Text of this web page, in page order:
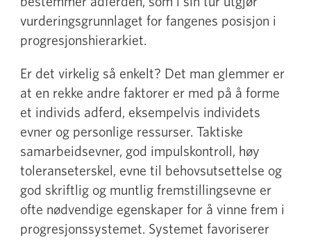
vurderingsgrunnlaget for fangenes posisjon i
progresjonshierarkiet.
Er det virkelig så enkelt? Det man glemmer er
at en rekke andre faktorer er med på å forme
et individs adferd, eksempelvis individets
evner og personlige ressurser. Taktiske
samarbeidsevner, god impulskontroll, høy
toleranseterskel, evne til behovsutsettelse og
god skriftlig og muntlig fremstillingsevne er
ofte nødvendige egenskaper for å vinne frem i
progresjonssystemet. Systemet favoriserer